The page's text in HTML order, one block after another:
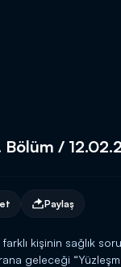
Bölüm /
Paylaş
kişinin sağlık
geleceği